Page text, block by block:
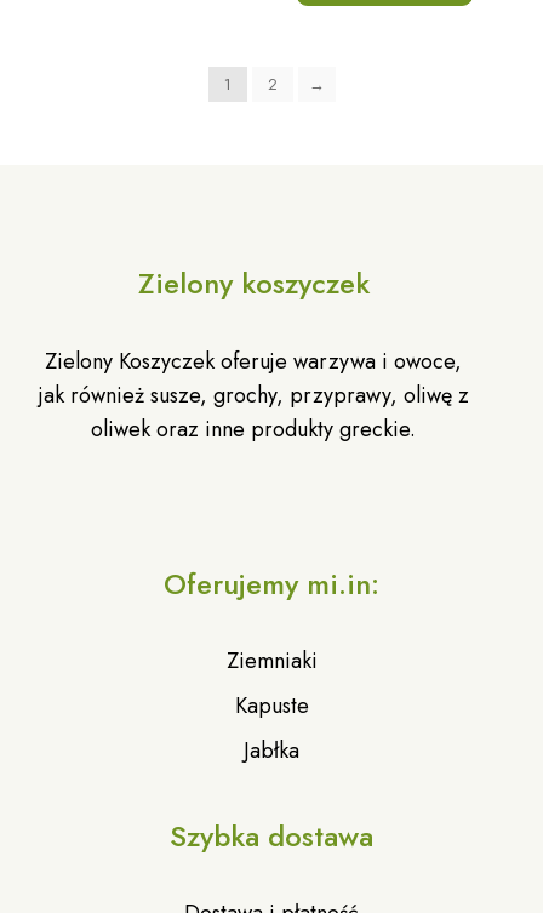
1 2 →
Zielony koszyczek
Zielony Koszyczek oferuje warzywa i owoce,
jak również susze, grochy, przyprawy, oliwę z
oliwek oraz inne produkty greckie.
Oferujemy mi.in:
Ziemniaki
Kapuste
Jabłka
Szybka dostawa